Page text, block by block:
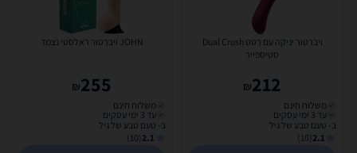
ויברטור יניקה עם רטט Dual Crush
סטיספייר
212
₪
משלוח חינם
עד 3 ימי עסקים
ב- טעם טבע של גיל
2.1
(10)
JOHN ויברטור ראלסטי נצמד
255
₪
משלוח חינם
עד 3 ימי עסקים
ב- טעם טבע של גיל
2.1
(10)